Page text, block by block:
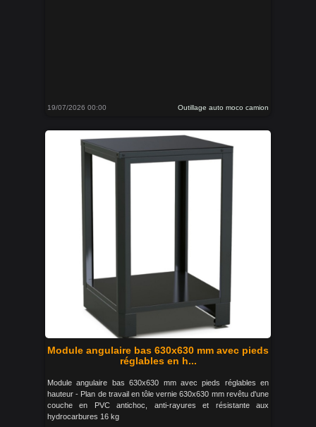
19/07/2026 00:00 Outillage auto moco camion
Module angulaire bas 630x630 mm avec pieds
réglables en h...
Module angulaire bas 630x630 mm avec pieds réglables en
hauteur - Plan de travail en tôle vernie 630x630 mm revêtu d'une
couche en PVC antichoc, anti-rayures et résistante aux
hydrocarbures 16 kg